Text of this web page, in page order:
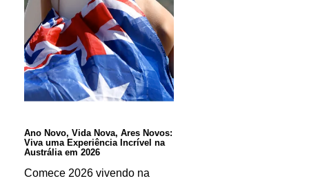
Vida
Nova,
Ares
Novos:
Viva
Experiência
Incrível
Ano Novo, Vida Nova, Ares Novos:
Viva uma Experiência Incrível na
Austrália em 2026
Comece 2026 vivendo na